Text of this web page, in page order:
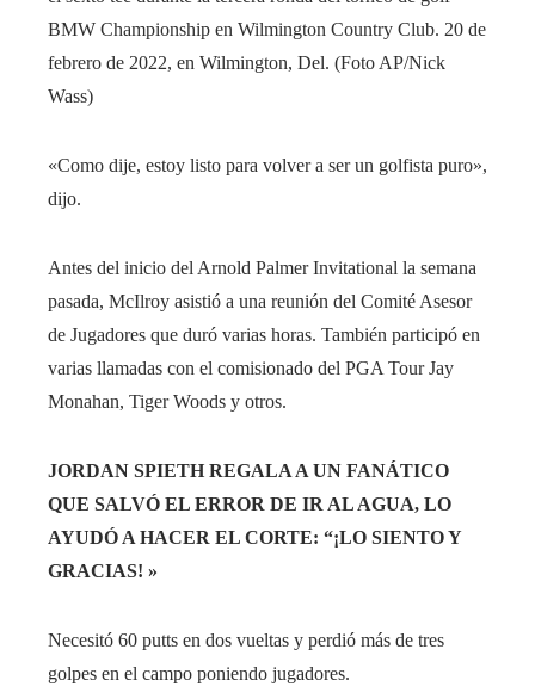
BMW Championship en Wilmington Country Club. 20 de
febrero de 2022, en Wilmington, Del. (Foto AP/Nick
Wass)
«Como dije, estoy listo para volver a ser un golfista puro»,
dijo.
Antes del inicio del Arnold Palmer Invitational la semana
pasada, McIlroy asistió a una reunión del Comité Asesor
de Jugadores que duró varias horas. También participó en
varias llamadas con el comisionado del PGA Tour Jay
Monahan, Tiger Woods y otros.
JORDAN SPIETH REGALA A UN FANÁTICO
QUE SALVÓ EL ERROR DE IR AL AGUA, LO
AYUDÓ A HACER EL CORTE: “¡LO SIENTO Y
GRACIAS! »
Necesitó 60 putts en dos vueltas y perdió más de tres
golpes en el campo poniendo jugadores.